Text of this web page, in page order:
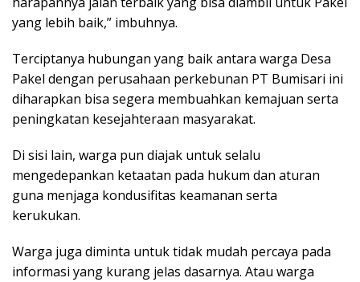
yang lebih baik,” imbuhnya.
Terciptanya hubungan yang baik antara warga Desa
Pakel dengan perusahaan perkebunan PT Bumisari ini
diharapkan bisa segera membuahkan kemajuan serta
peningkatan kesejahteraan masyarakat.
Di sisi lain, warga pun diajak untuk selalu
mengedepankan ketaatan pada hukum dan aturan
guna menjaga kondusifitas keamanan serta
kerukukan.
Warga juga diminta untuk tidak mudah percaya pada
informasi yang kurang jelas dasarnya. Atau warga